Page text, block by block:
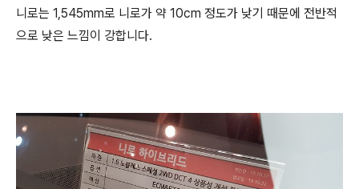
니로는 1,545mm로 니로가 약 10cm 정도가 낮기 때문에 전반적
으로 낮은 느낌이 강합니다.